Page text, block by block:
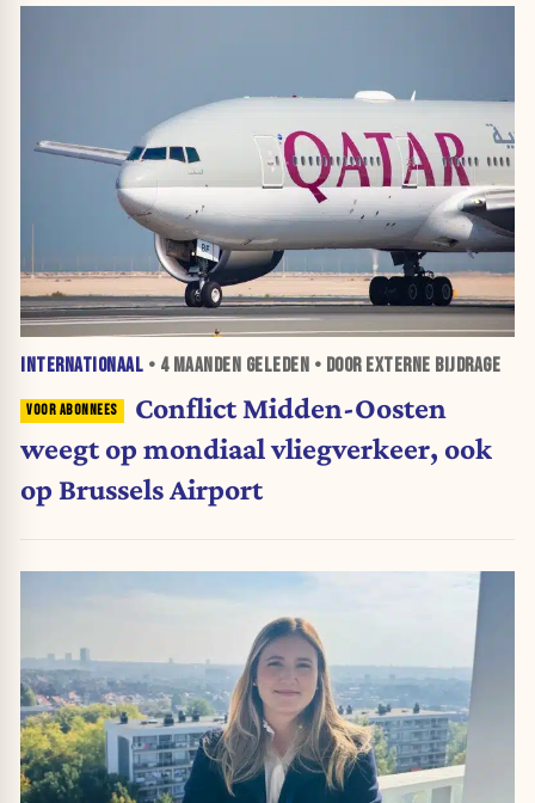
INTERNATIONAAL • 4 MAANDEN GELEDEN • DOOR EXTERNE BIJDRAGE
Conflict Midden-Oosten
weegt op mondiaal vliegverkeer, ook
op Brussels Airport